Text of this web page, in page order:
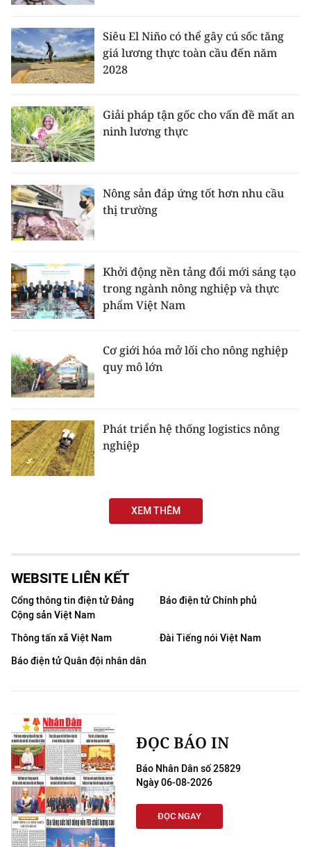
ESPAÑOL
Siêu El Niño có thể gây cú sốc tăng
giá lương thực toàn cầu đến năm
2028
Giải pháp tận gốc cho vấn đề mất an
ninh lương thực
Nông sản đáp ứng tốt hơn nhu cầu
thị trường
Khởi động nền tảng đổi mới sáng tạo
trong ngành nông nghiệp và thực
phẩm Việt Nam
Cơ giới hóa mở lối cho nông nghiệp
quy mô lớn
Phát triển hệ thống logistics nông
nghiệp
XEM THÊM
WEBSITE LIÊN KẾT
Cổng thông tin điện tử Đảng
Cộng sản Việt Nam
Báo điện tử Chính phủ
Thông tấn xã Việt Nam
Đài Tiếng nói Việt Nam
Báo điện tử Quân đội nhân dân
ĐỌC BÁO IN
Báo Nhân Dân số 25829
Ngày 06-08-2026
ĐỌC NGAY